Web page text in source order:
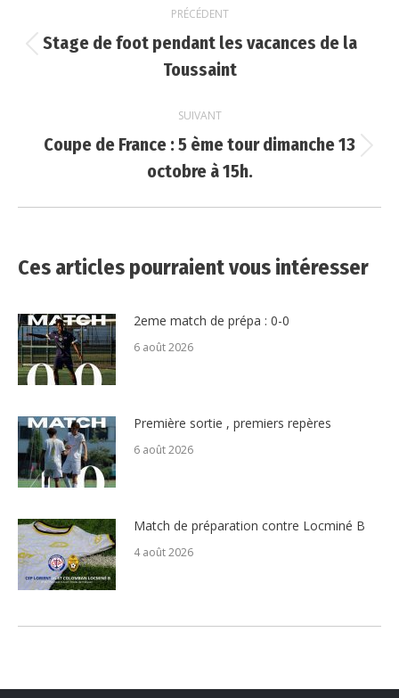
article
PRÉCÉDENT
Article
précédent
Stage de foot pendant les vacances de la
Toussaint
SUIVANT
Article
suivant
Coupe de France : 5 ème tour dimanche 13
octobre à 15h.
Ces articles pourraient vous intéresser
2eme match de prépa : 0-0
6 août 2026
Première sortie , premiers repères
6 août 2026
Match de préparation contre Locminé B
4 août 2026